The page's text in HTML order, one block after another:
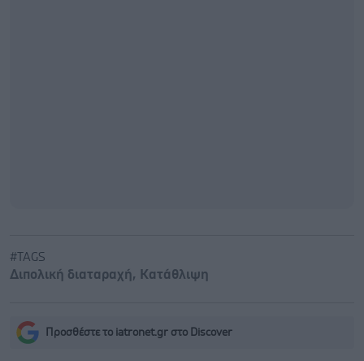
#TAGS
Διπολική διαταραχή, Κατάθλιψη
Προσθέστε το iatronet.gr στο Discover